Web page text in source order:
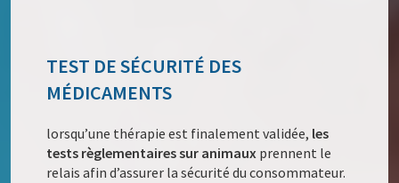
TEST DE SÉCURITÉ DES
MÉDICAMENTS
lorsqu’une thérapie est finalement validée, les
tests règlementaires sur animaux prennent le
relais afin d’assurer la sécurité du consommateur.